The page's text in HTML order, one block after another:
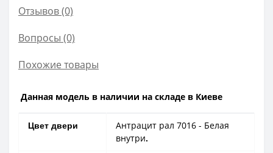
Отзывов (0)
Вопросы (0)
Похожие товары
Данная модель в наличии на складе в Киеве
Цвет двери
Антрацит рал 7016 - Белая
внутри.